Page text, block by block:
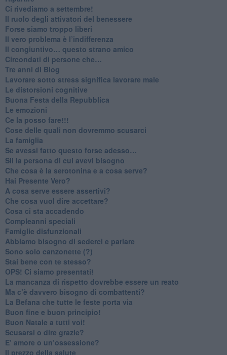
​Ci rivediamo a settembre!
​Il ruolo degli attivatori del benessere
​Forse siamo troppo liberi
​Il vero problema è l’indifferenza
​Il congiuntivo… questo strano amico
​Circondati di persone che…
​Tre anni di Blog
​Lavorare sotto stress significa lavorare male
​Le distorsioni cognitive
​Buona Festa della Repubblica
Le emozioni
​Ce la posso fare!!!
​Cose delle quali non dovremmo scusarci
​La famiglia
​Se avessi fatto questo forse adesso…
​Sii la persona di cui avevi bisogno
Che cosa è la serotonina e a cosa serve?
​Hai Presente Vero?
A cosa serve essere assertivi?
​Che cosa vuol dire accettare?
​Cosa ci sta accadendo
​Compleanni speciali
​Famiglie disfunzionali
​Abbiamo bisogno di sederci e parlare
Sono solo canzonette (?)
​Stai bene con te stesso?
​OPS! Ci siamo presentati!
​La mancanza di rispetto dovrebbe essere un reato
​Ma c’è davvero bisogno di combattenti?
​La Befana che tutte le feste porta via
Buon fine e buon principio!
​Buon Natale a tutti voi!
​Scusarsi o dire grazie?
​E’ amore o un’ossessione?
​Il prezzo della salute